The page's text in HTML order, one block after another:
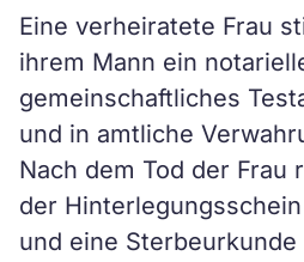
Eine verheiratete Frau
ihrem Mann ein
gemeinschaftliches
und in amtliche
Nach dem Tod der Frau
der
und eine Sterbeurkunde